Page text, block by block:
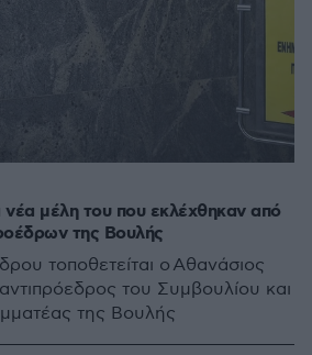
μέλη του που εκλέχθηκαν από
της Βουλής
τοποθετείται ο Αθανάσιος
του Συμβουλίου και
της Βουλής